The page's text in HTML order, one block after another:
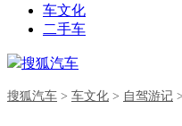
车文化
二手车
搜狐汽车
搜狐汽车 > 车文化 > 自驾游记 >